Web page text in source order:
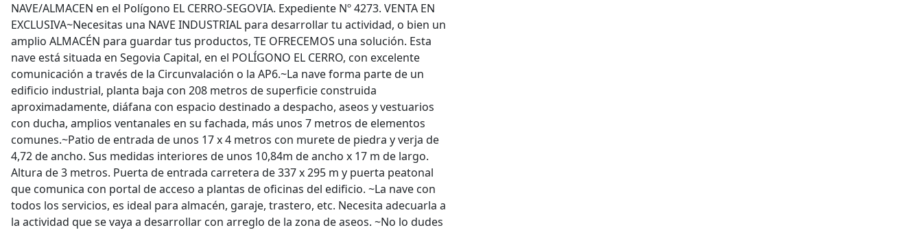
NAVE/ALMACEN en el Polígono EL CERRO-SEGOVIA. Expediente Nº 4273. VENTA EN
EXCLUSIVA~Necesitas una NAVE INDUSTRIAL para desarrollar tu actividad, o bien un
amplio ALMACÉN para guardar tus productos, TE OFRECEMOS una solución. Esta
nave está situada en Segovia Capital, en el POLÍGONO EL CERRO, con excelente
comunicación a través de la Circunvalación o la AP6.~La nave forma parte de un
edificio industrial, planta baja con 208 metros de superficie construida
aproximadamente, diáfana con espacio destinado a despacho, aseos y vestuarios
con ducha, amplios ventanales en su fachada, más unos 7 metros de elementos
comunes.~Patio de entrada de unos 17 x 4 metros con murete de piedra y verja de
4,72 de ancho. Sus medidas interiores de unos 10,84m de ancho x 17 m de largo.
Altura de 3 metros. Puerta de entrada carretera de 337 x 295 m y puerta peatonal
que comunica con portal de acceso a plantas de oficinas del edificio. ~La nave con
todos los servicios, es ideal para almacén, garaje, trastero, etc. Necesita adecuarla a
la actividad que se vaya a desarrollar con arreglo de la zona de aseos. ~No lo dudes